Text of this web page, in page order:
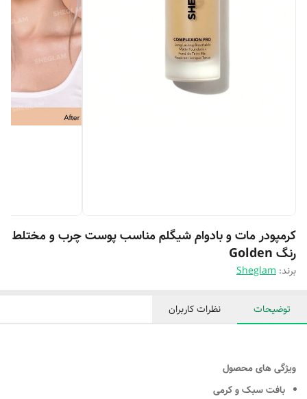
کرمپودر مات و بادوام شیگلم مناسب پوست چرب و مختلط
رنگ Golden
برند: Sheglam
توضیحات نظرات کاربران
ویژگی های محصول
بافت سبک و کرمی